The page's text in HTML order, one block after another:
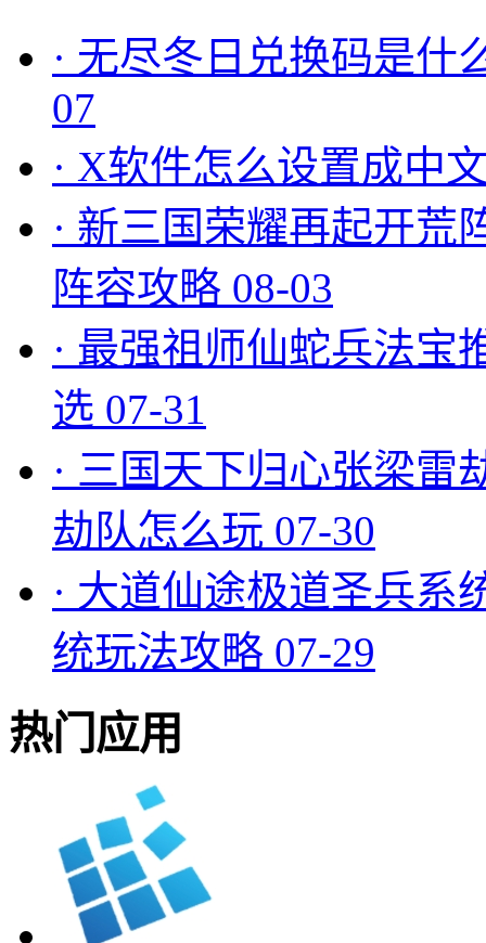
· 无尽冬日兑换码是什
07
· X软件怎么设置成中
· 新三国荣耀再起开荒
阵容攻略 08-03
· 最强祖师仙蛇兵法宝
选 07-31
· 三国天下归心张梁雷
劫队怎么玩 07-30
· 大道仙途极道圣兵系
统玩法攻略 07-29
热门应用